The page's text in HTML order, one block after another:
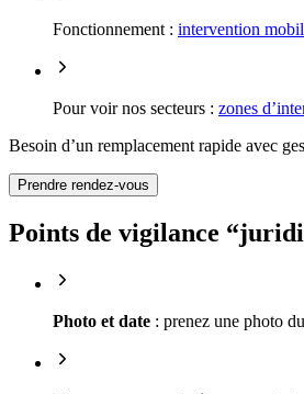
Fonctionnement : intervention
Pour voir nos secteurs : zones
Besoin d’un remplacement rapide avec
Prendre rendez-vous
Points de vigilance
Photo et date : prenez une photo